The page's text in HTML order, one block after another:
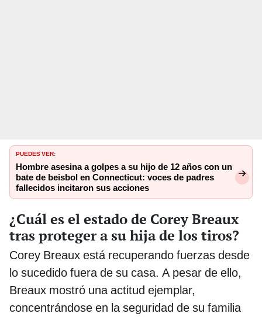
PUEDES VER:
Hombre asesina a golpes a su hijo de 12 años con un
bate de beisbol en Connecticut: voces de padres
fallecidos incitaron sus acciones
¿Cuál es el estado de Corey Breaux
tras proteger a su hija de los tiros?
Corey Breaux está recuperando fuerzas desde
lo sucedido fuera de su casa. A pesar de ello,
Breaux mostró una actitud ejemplar,
concentrándose en la seguridad de su familia